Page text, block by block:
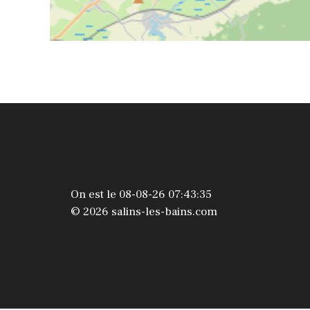
On est le 08-08-26 07:43:35
© 2026 salins-les-bains.com